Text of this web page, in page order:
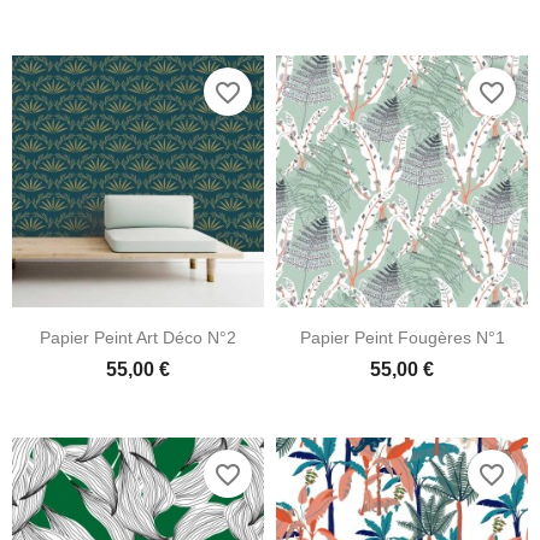
Papier Peint Art Déco N°2
55,00 €
favorite_border
Papier Peint Fougères N°1
55,00 €
favorite_border
favorite_border favorite_border